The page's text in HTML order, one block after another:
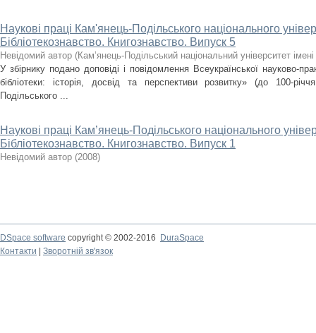
Наукові праці Кам'янець-Подільського національного
Бібліотекознавство. Книгознавство. Випуск 5
Невідомий автор (Кам’янець-Подільський національний університет
У збірнику подано доповіді і повідомлення Всеукраїнської науково-
бібліотеки: історія, досвід та перспективи розвитку» (до 100-
Подільського ...
Наукові праці Кам’янець-Подільського національного
Бібліотекознавство. Книгознавство. Випуск 1
Невідомий автор (2008)
DSpace software copyright © 2002-2016
DuraSpace
Контакти
Зворотній зв'язок